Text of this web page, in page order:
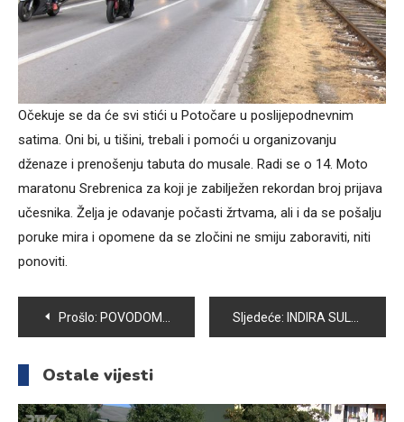
Očekuje se da će svi stići u Potočare u poslijepodnevnim
satima. Oni bi, u tišini, trebali i pomoći u organizovanju
dženaze i prenošenju tabuta do musale. Radi se o 14. Moto
maratonu Srebrenica za koji je zabilježen rekordan broj prijava
učesnika. Želja je odavanje počasti žrtvama, ali i da se pošalju
poruke mira i opomene da se zločini ne smiju zaboraviti, niti
ponoviti.
Navigacija
članaka
Prošlo: POVODOM OBILJEŽAVANJA 30. GODIŠNJICE GENOCIDA U SREBRENICI: NA PODRUČJU KANTONA SARAJEVO SUTRA U PODNE OGLASIT ĆE SE SIRENE Sljedeće: INDIRA SULJIĆ – MURATOVIĆ: IAKO SAM BILA MALA, SJEĆAM SE RATA U SREBRENICI
Ostale vijesti